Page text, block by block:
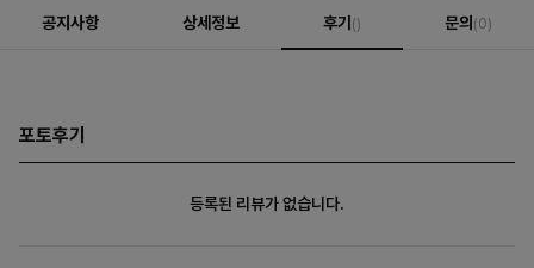
공지사항 상세정보 후기() 문의(0)
포토후기
등록된 리뷰가 없습니다.